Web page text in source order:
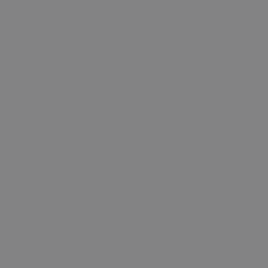
προκειμένου να
σχετικά με
από το
με τον τρόπο
χρήστης
ιστότοπο και
που μπορεί να
χρήστης πριν
λόγω ιστότοπο.